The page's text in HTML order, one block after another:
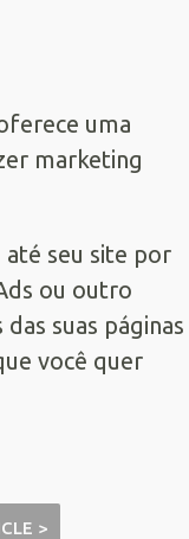
uma
marketing
até seu site por
ou outro
suas páginas
você quer
>